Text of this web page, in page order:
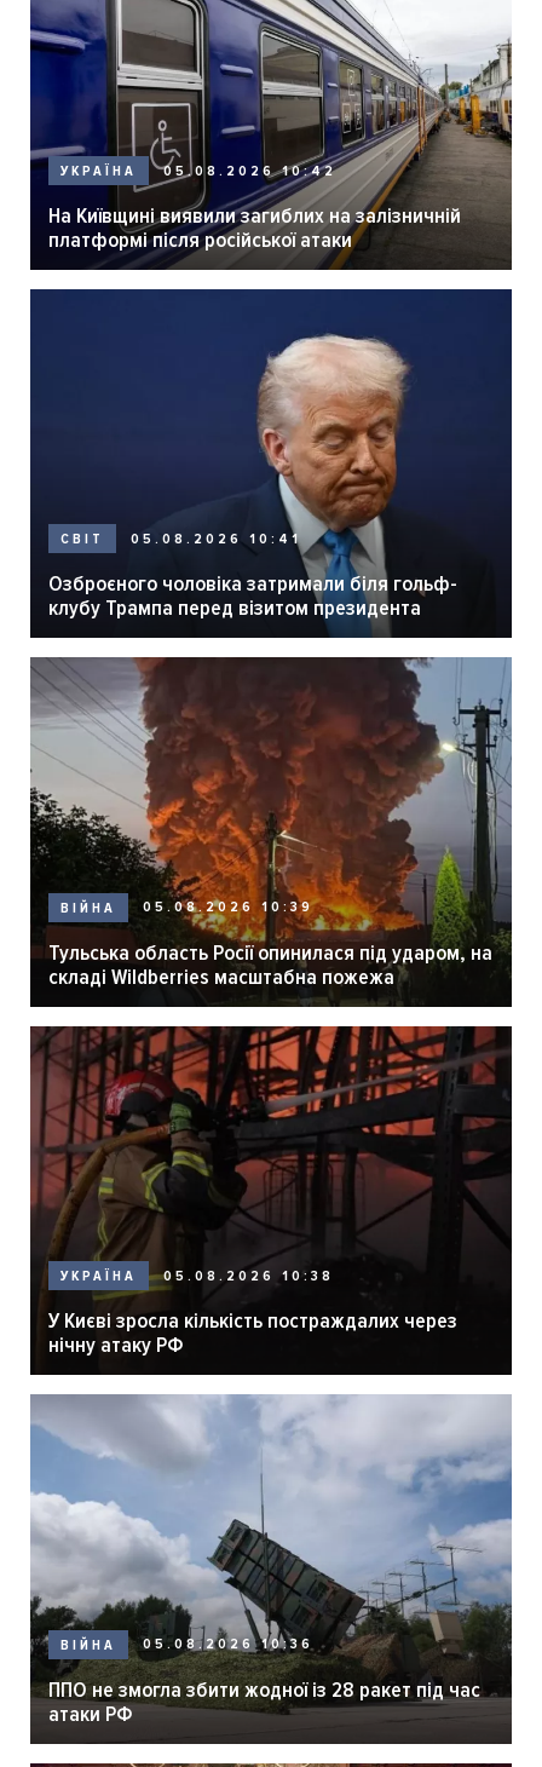
УКРАЇНА 05.08.2026 10:42
На Київщині виявили загиблих на залізничній
платформі після російської атаки
СВІТ 05.08.2026 10:41
Озброєного чоловіка затримали біля гольф-
клубу Трампа перед візитом президента
ВІЙНА 05.08.2026 10:39
Тульська область Росії опинилася під ударом, на
складі Wildberries масштабна пожежа
УКРАЇНА 05.08.2026 10:38
У Києві зросла кількість постраждалих через
нічну атаку РФ
ВІЙНА 05.08.2026 10:36
ППО не змогла збити жодної із 28 ракет під час
атаки РФ